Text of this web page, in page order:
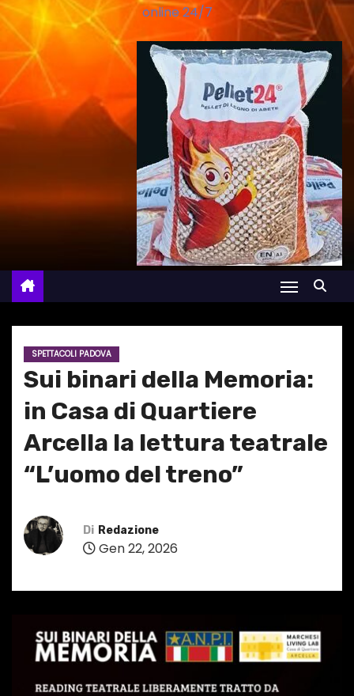
online 24/7
SPETTACOLI PADOVA
Sui binari della Memoria:
in Casa di Quartiere
Arcella la lettura teatrale
“L’uomo del treno”
Di Redazione
Gen 22, 2026